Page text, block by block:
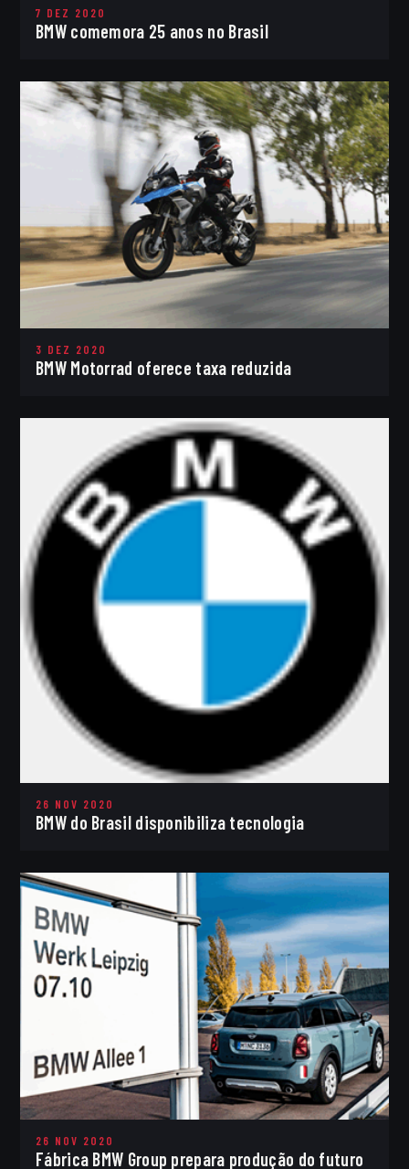
7 DEZ 2020
BMW comemora 25 anos no Brasil
3 DEZ 2020
BMW Motorrad oferece taxa reduzida
26 NOV 2020
BMW do Brasil disponibiliza tecnologia
26 NOV 2020
Fábrica BMW Group prepara produção do futuro